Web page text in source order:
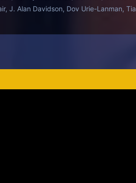
J. Alan Davidson, Dov Urie-Lanman,